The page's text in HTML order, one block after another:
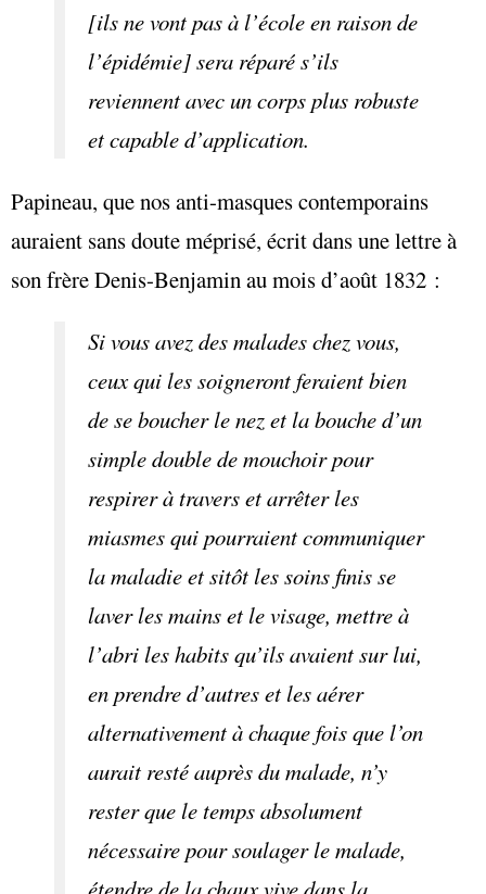
[ils ne vont pas à l’école en raison de
l’épidémie] sera réparé s’ils
reviennent avec un corps plus robuste
et capable d’application.
Papineau, que nos anti-masques contemporains
auraient sans doute méprisé, écrit dans une lettre à
son frère Denis-Benjamin au mois d’août 1832 :
Si vous avez des malades chez vous,
ceux qui les soigneront feraient bien
de se boucher le nez et la bouche d’un
simple double de mouchoir pour
respirer à travers et arrêter les
miasmes qui pourraient communiquer
la maladie et sitôt les soins finis se
laver les mains et le visage, mettre à
l’abri les habits qu’ils avaient sur lui,
en prendre d’autres et les aérer
alternativement à chaque fois que l’on
aurait resté auprès du malade, n’y
rester que le temps absolument
nécessaire pour soulager le malade,